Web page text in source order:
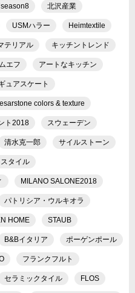
北沢産業
USMハラー Heimtextile
テリアル キッチントレンド
エフ アートなキッチン
ュアスケート
colors & texture
ト2018 スウェーデン
清水克一郎 サイルストーン
タイル
MILANO SALONE2018
パトリシア・ウルキオラ
HOME STAUB
B&Bイタリア ポーゲンポール
フランクフルト
セラミックタイル FLOS